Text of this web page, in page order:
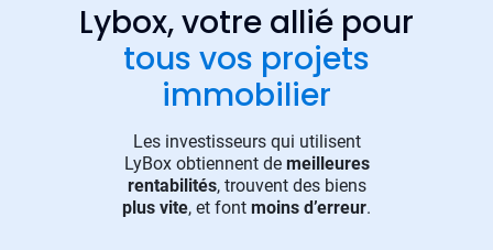
Lybox, votre allié pour
tous vos projets
immobilier
Les investisseurs qui utilisent
LyBox obtiennent de meilleures
rentabilités, trouvent des biens
plus vite, et font moins d’erreur.